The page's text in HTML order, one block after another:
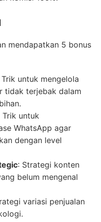
mendapatkan 5 bonus
Trik untuk mengelola
tidak terjebak dalam
Trik untuk
WhatsApp agar
dengan level
: Strategi konten
belum mengenal
variasi penjualan